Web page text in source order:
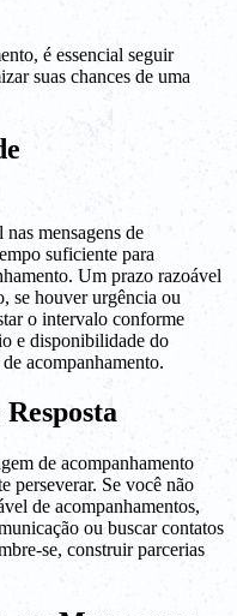
é essencial seguir
suas chances de uma
mensagens de
suficiente para
Um prazo razoável
se houver urgência ou
o intervalo conforme
e disponibilidade do
acompanhamento.
de acompanhamento
perseverar. Se você não
de acompanhamentos,
ou buscar contatos
se, construir parcerias